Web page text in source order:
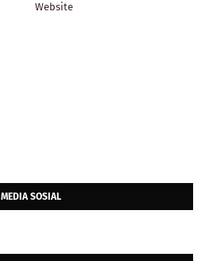
Website
MEDIA SOSIAL